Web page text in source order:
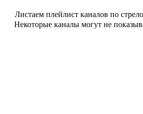
Листаем плейлист каналов по
Некоторые каналы могут не